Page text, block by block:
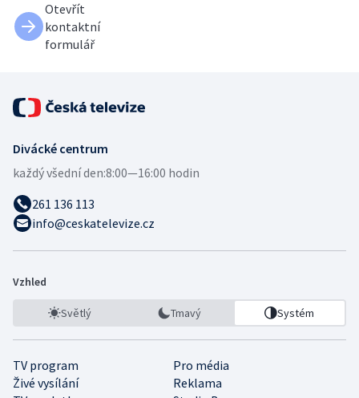
Otevřít
kontaktní
formulář
Divácké centrum
každý všední den:8:00—16:00 hodin
261 136 113
info@ceskatelevize.cz
Vzhled
Světlý Tmavý Systém
TV program
Pro média
Živé vysílání
Reklama